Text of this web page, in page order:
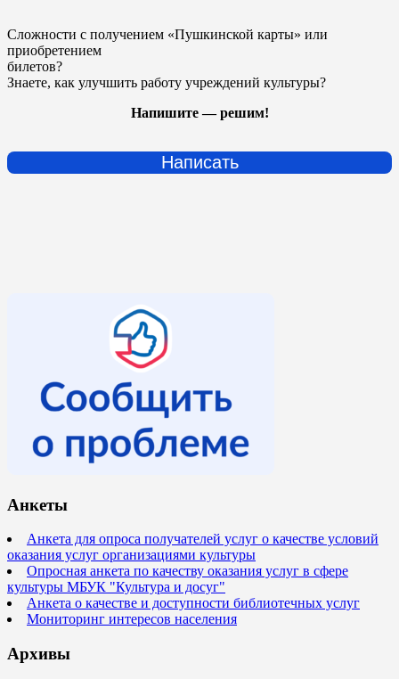
Сложности с получением «Пушкинской карты» или
приобретением
билетов?
Знаете, как улучшить работу учреждений культуры?
Напишите — решим!
Написать
Анкеты
Анкета для опроса получателей услуг о качестве условий
оказания услуг организациями культуры
Опросная анкета по качеству оказания услуг в сфере
культуры МБУК "Культура и досуг"
Анкета о качестве и доступности библиотечных услуг
Мониторинг интересов населения
Архивы